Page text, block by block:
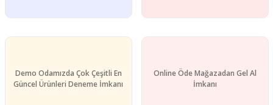
Demo Odamızda Çok Çeşitli En
Güncel Ürünleri Deneme İmkanı
Online Öde Mağazadan Gel Al
İmkanı